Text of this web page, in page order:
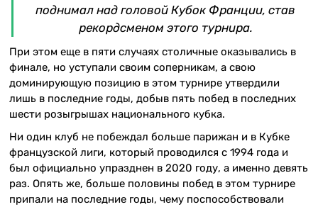
поднимал над головой Кубок Франции, став
рекордсменом этого турнира.
При этом еще в пяти случаях столичные оказывались в
финале, но уступали своим соперникам, а свою
доминирующую позицию в этом турнире утвердили
лишь в последние годы, добыв пять побед в последних
шести розыгрышах национального кубка.
Ни один клуб не побеждал больше парижан и в Кубке
французской лиги, который проводился с 1994 года и
был официально упразднен в 2020 году, а именно девять
раз. Опять же, больше половины побед в этом турнире
припали на последние годы, чему поспособствовали